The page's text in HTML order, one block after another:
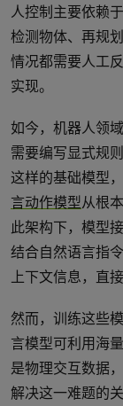
人控制主要依赖
检测物体、再规
情况都需要人工
实现。
如今，机器人领
需要编写显式规
这样的基础模型
言动作模型从根
此架构下，模型
结合自然语言指
上下文信息，直
然而，训练这些
言模型可利用海
是物理交互数据
解决这一难题的